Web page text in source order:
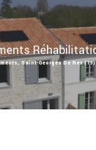
Saint-Georges De Rex (79)